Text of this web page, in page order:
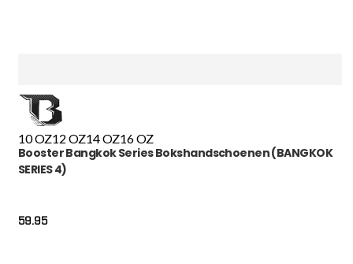
10 OZ12 OZ14 OZ16 OZ
Booster Bangkok Series Bokshandschoenen (BANGKOK
SERIES 4)
59.95